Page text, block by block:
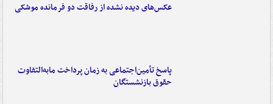
عکس‌های دیده نشده از رفاقت دو فرمانده‌ موشکی
پاسخ تأمین‌اجتماعی به زمان پرداخت مابه‌التفاوت
حقوق بازنشستگان